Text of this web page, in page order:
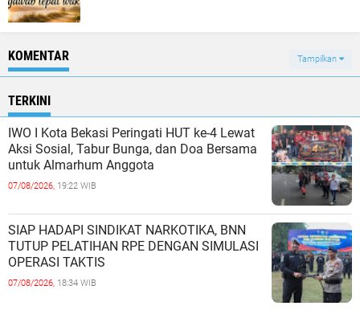
KOMENTAR Tampilkan
TERKINI
IWO I Kota Bekasi Peringati HUT ke-4 Lewat
Aksi Sosial, Tabur Bunga, dan Doa Bersama
untuk Almarhum Anggota
07/08/2026, 19:22 WIB
SIAP HADAPI SINDIKAT NARKOTIKA, BNN
TUTUP PELATIHAN RPE DENGAN SIMULASI
OPERASI TAKTIS
07/08/2026, 18:34 WIB